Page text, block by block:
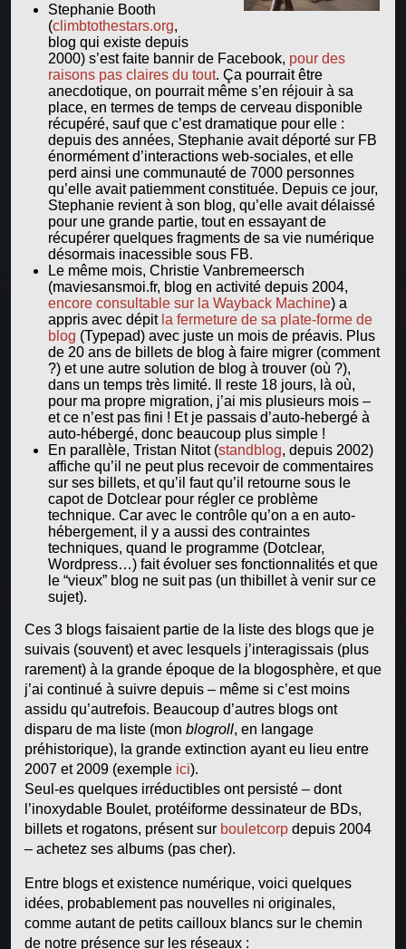
Stephanie Booth
(climbtothestars.org,
blog qui existe depuis
2000) s’est faite bannir de Facebook, pour des
raisons pas claires du tout. Ça pourrait être
anecdotique, on pourrait même s’en réjouir à sa
place, en termes de temps de cerveau disponible
récupéré, sauf que c’est dramatique pour elle :
depuis des années, Stephanie avait déporté sur FB
énormément d’interactions web-sociales, et elle
perd ainsi une communauté de 7000 personnes
qu’elle avait patiemment constituée. Depuis ce jour,
Stephanie revient à son blog, qu’elle avait délaissé
pour une grande partie, tout en essayant de
récupérer quelques fragments de sa vie numérique
désormais inacessible sous FB.
Le même mois, Christie Vanbremeersch
(maviesansmoi.fr, blog en activité depuis 2004,
encore consultable sur la Wayback Machine) a
appris avec dépit la fermeture de sa plate-forme de
blog (Typepad) avec juste un mois de préavis. Plus
de 20 ans de billets de blog à faire migrer (comment
?) et une autre solution de blog à trouver (où ?),
dans un temps très limité. Il reste 18 jours, là où,
pour ma propre migration, j’ai mis plusieurs mois –
et ce n’est pas fini ! Et je passais d’auto-hebergé à
auto-hébergé, donc beaucoup plus simple !
En parallèle, Tristan Nitot (standblog, depuis 2002)
affiche qu’il ne peut plus recevoir de commentaires
sur ses billets, et qu’il faut qu’il retourne sous le
capot de Dotclear pour régler ce problème
technique. Car avec le contrôle qu’on a en auto-
hébergement, il y a aussi des contraintes
techniques, quand le programme (Dotclear,
Wordpress…) fait évoluer ses fonctionnalités et que
le “vieux” blog ne suit pas (un thibillet à venir sur ce
sujet).
Ces 3 blogs faisaient partie de la liste des blogs que je
suivais (souvent) et avec lesquels j’interagissais (plus
rarement) à la grande époque de la blogosphère, et que
j’ai continué à suivre depuis – même si c’est moins
assidu qu’autrefois. Beaucoup d’autres blogs ont
disparu de ma liste (mon blogroll, en langage
préhistorique), la grande extinction ayant eu lieu entre
2007 et 2009 (exemple ici).
Seul-es quelques irréductibles ont persisté – dont
l’inoxydable Boulet, protéiforme dessinateur de BDs,
billets et rogatons, présent sur bouletcorpdepuis 2004
– achetez ses albums (pas cher).
Entre blogs et existence numérique, voici quelques
idées, probablement pas nouvelles ni originales,
comme autant de petits cailloux blancs sur le chemin
de notre présence sur les réseaux :